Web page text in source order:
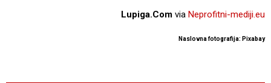
Lupiga.Com via Neprofitni-mediji.eu
Naslovna fotografija: Pixabay